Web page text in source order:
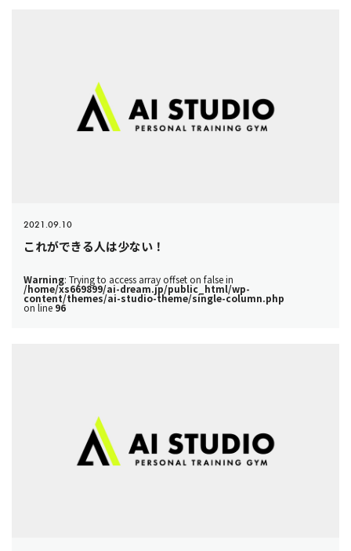
2021.09.10
これができる人は少ない！
Warning: Trying to access array offset on false in
/home/xs669899/ai-dream.jp/public_html/wp-
content/themes/ai-studio-theme/single-column.php
on line 96